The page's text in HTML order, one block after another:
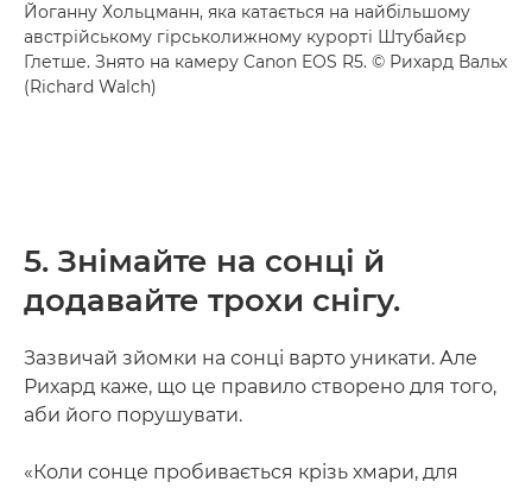
Йоганну Хольцманн, яка катається на найбільшому
австрійському гірськолижному курорті Штубайєр
Глетше. Знято на камеру Canon EOS R5. © Рихард Вальх
(Richard Walch)
5. Знімайте на сонці й
додавайте трохи снігу.
Зазвичай зйомки на сонці варто уникати. Але
Рихард каже, що це правило створено для того,
аби його порушувати.
«Коли сонце пробивається крізь хмари, для